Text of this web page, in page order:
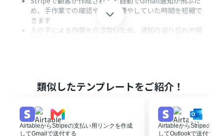
め、手作業での確認や連絡に費やしていた時間を短縮で
きます
人の手による作業を介さないため、通知の送り忘れや宛
次に、トリガーでStripeを選択し、「新規顧客が作成され
たら」というアクションを設定します
ションを設定し、Stripeで取得した顧客情報をもとに通知
メールを送信します
類似したテンプレートをご紹介！
AirtableからStripeの支払い用リンクを作成
してGmailで送付する
AirtableからStripeの支
してOutlookで送付する